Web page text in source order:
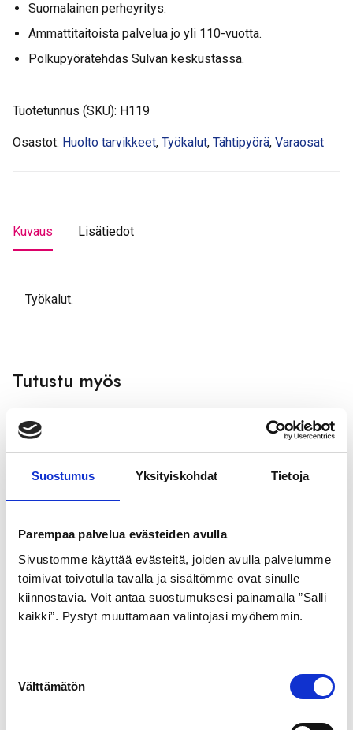
Suostumus Yksityiskohdat Tietoja
Parempaa palvelua evästeiden avulla
Sivustomme käyttää evästeitä, joiden avulla palvelumme
toimivat toivotulla tavalla ja sisältömme ovat sinulle
kiinnostavia. Voit antaa suostumuksesi painamalla ”Salli
kaikki”. Pystyt muuttamaan valintojasi myöhemmin.
Välttämätön
Suomalainen perheyritys.
Ammattitaitoista palvelua jo yli 110-vuotta.
Polkupyörätehdas Sulvan keskustassa.
Tuotetunnus (SKU): H119
Osastot: Huolto tarvikkeet, Työkalut, Tähtipyörä, Varaosat
Kuvaus Lisätiedot
Työkalut.
Tutustu myös
GOLDEN BOY
SISÄRENGAS 20″
44/57-406/428
GOLDEN BOY
ULKORENGAS 47-559
MUSTA VALKOINEN